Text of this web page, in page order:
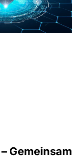
Gemeinsam